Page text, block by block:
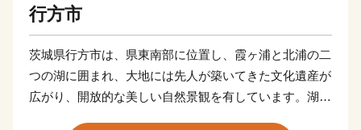
行方市
茨城県行方市は、県東南部に位置し、霞ヶ浦と北浦の二
つの湖に囲まれ、大地には先人が築いてきた文化遺産が
広がり、開放的な美しい自然景観を有しています。湖と